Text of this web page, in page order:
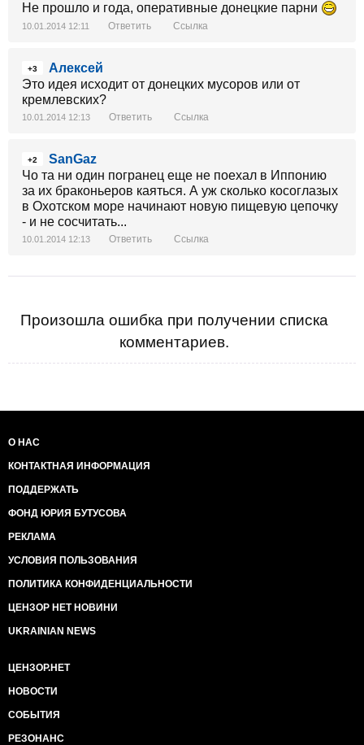
Не прошло и года, оперативные донецкие парни
10.01.2014 12:11 Ответить Ссылка
+3
Алексей
Это идея исходит от донецких мусоров или от
кремлевских?
10.01.2014 12:13 Ответить Ссылка
+2
SanGaz
Чо та ни один погранец еще не поехал в Иппонию
за их браконьеров каяться. А уж сколько косоглазых
в Охотском море начинают новую пищевую цепочку
- и не сосчитать...
10.01.2014 12:13 Ответить Ссылка
Произошла ошибка при получении списка
комментариев.
О НАС
КОНТАКТНАЯ ИНФОРМАЦИЯ
ПОДДЕРЖАТЬ
ФОНД ЮРИЯ БУТУСОВА
РЕКЛАМА
УСЛОВИЯ ПОЛЬЗОВАНИЯ
ПОЛИТИКА КОНФИДЕНЦИАЛЬНОСТИ
ЦЕНЗОР НЕТ НОВИНИ
UKRAINIAN NEWS
ЦЕНЗОР.НЕТ
НОВОСТИ
СОБЫТИЯ
РЕЗОНАНС